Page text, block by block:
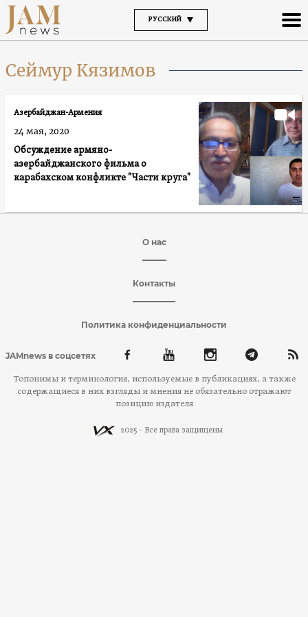
РУССКИЙ
Сеймур Кязимов
Обсуждение армяно-
азербайджанского фильма о
карабахском конфликте "Части круга"
Азербайджан-Армения
24 мая, 2020
О нас
Контакты
Политика конфиденциальности
JAMnews в соцсетях
Топонимы и терминология, используемые в публикациях, а также
содержащиеся в них взгляды и мнения не обязательно отражают
позицию издателя
2025 - Все права защищены